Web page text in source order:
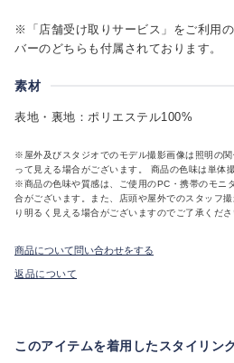
※「店舗受け取りサービス」をご利用
バーのどちらも付属されております。
素材
表地・裏地：ポリエステル100%
※屋外及びスタジオでのモデル撮影画像は照明の
って見える場合がございます。 商品の色味は単体
※商品の色味や質感は、ご使用のPC・携帯のモニ
合がございます。また、店頭や屋外でのスタッフ
り明るく見える場合がございますのでご了承くださ
商品について問い合わせをする
返品について
このアイテムを着用したスタイリン